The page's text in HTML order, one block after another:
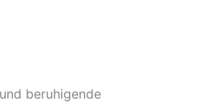
beruhigende